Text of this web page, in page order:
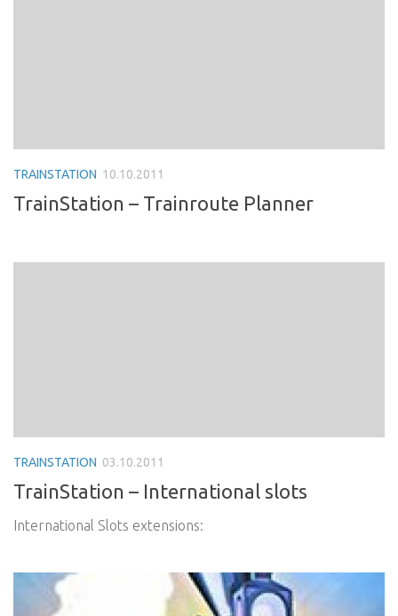
TRAINSTATION 10.10.2011
TrainStation – Trainroute Planner
TRAINSTATION 03.10.2011
TrainStation – International slots
International Slots extensions: